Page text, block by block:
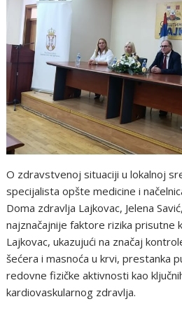
O zdravstvenoj situaciji u lokalnoj
specijalista opšte medicine i
Doma zdravlja Lajkovac, Jelena
najznačajnije faktore rizika prisutne
Lajkovac, ukazujući na značaj
šećera i masnoća u krvi, prestanka
redovne fizičke aktivnosti kao
kardiovaskularnog zdravlja.